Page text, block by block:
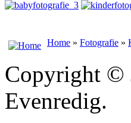
Home » Fotografie »
Copyright ©
Evenredig.